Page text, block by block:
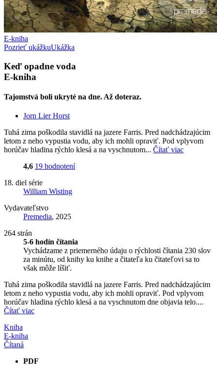
E-kniha
Pozrieť ukážkuUkážka
Keď opadne voda
E-kniha
Tajomstvá boli ukryté na dne. Až doteraz.
Jorn Lier Horst
Tuhá zima poškodila stavidlá na jazere Farris. Pred nadchádzajúcim
letom z neho vypustia vodu, aby ich mohli opraviť. Pod vplyvom
horúčav hladina rýchlo klesá a na vyschnutom... Čítať viac
4,6 19 hodnotení
18. diel série
William Wisting
Vydavateľstvo
Premedia, 2025
264 strán
5-6 hodín čítania
Vychádzame z priemerného údaju o rýchlosti čítania 230 slov
za minútu, od knihy ku knihe a čitateľa ku čitateľovi sa to
však môže líšiť.
Tuhá zima poškodila stavidlá na jazere Farris. Pred nadchádzajúcim
letom z neho vypustia vodu, aby ich mohli opraviť. Pod vplyvom
horúčav hladina rýchlo klesá a na vyschnutom dne objavia telo....
Čítať viac
Kniha
E-kniha
Čítaná
PDF